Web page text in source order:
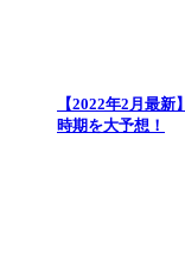
【2022年2月最
時期を大予想！